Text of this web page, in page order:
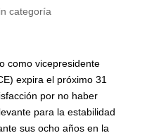
categoría
como vicepresidente
expira el próximo 31
por no haber
para la estabilidad
sus ocho años en la